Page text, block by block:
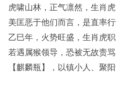
虎啸山林，正气凛然，生肖
美匡恶于他们而言，是直率
乙巳年，火势旺盛，生肖虎
若遇属猴领导，恐被无故责
【麒麟瓶】，以镇小人、聚阳